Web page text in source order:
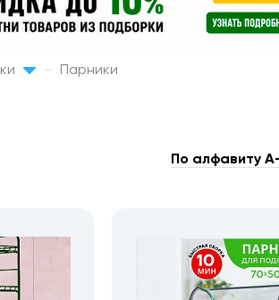
Парники
По алфавиту